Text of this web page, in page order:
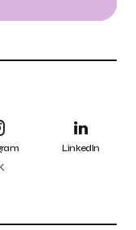
LinkedIn